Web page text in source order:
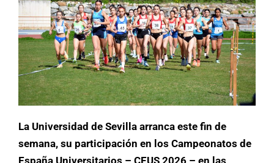
La Universidad de Sevilla arranca este fin de
semana, su participación en los Campeonatos de